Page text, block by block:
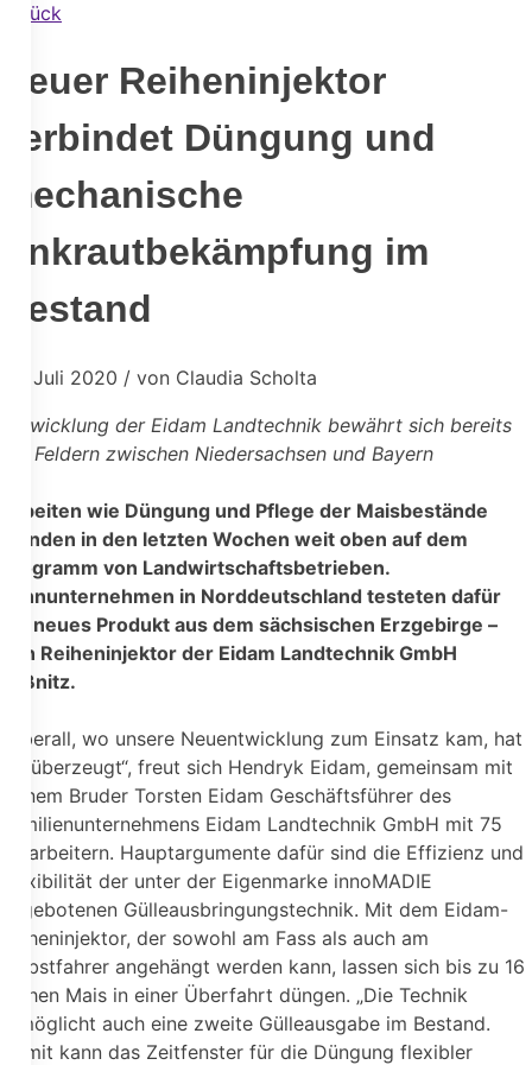
Zurück
Neuer Reiheninjektor
verbindet Düngung und
mechanische
Unkrautbekämpfung im
Bestand
24. Juli 2020 / von Claudia Scholta
Entwicklung der Eidam Landtechnik bewährt sich bereits
auf Feldern zwischen Niedersachsen und Bayern
Arbeiten wie Düngung und Pflege der Maisbestände
standen in den letzten Wochen weit oben auf dem
Programm von Landwirtschaftsbetrieben.
Lohnunternehmen in Norddeutschland testeten dafür
ein neues Produkt aus dem sächsischen Erzgebirge –
den Reiheninjektor der Eidam Landtechnik GmbH
Lößnitz.
„Überall, wo unsere Neuentwicklung zum Einsatz kam, hat
sie überzeugt“, freut sich Hendryk Eidam, gemeinsam mit
seinem Bruder Torsten Eidam Geschäftsführer des
Familienunternehmens Eidam Landtechnik GmbH mit 75
Mitarbeitern. Hauptargumente dafür sind die Effizienz und
Flexibilität der unter der Eigenmarke innoMADIE
angebotenen Gülleausbringungstechnik. Mit dem Eidam-
Reiheninjektor, der sowohl am Fass als auch am
Selbstfahrer angehängt werden kann, lassen sich bis zu 16
Reihen Mais in einer Überfahrt düngen. „Die Technik
ermöglicht auch eine zweite Gülleausgabe im Bestand.
Damit kann das Zeitfenster für die Düngung flexibler